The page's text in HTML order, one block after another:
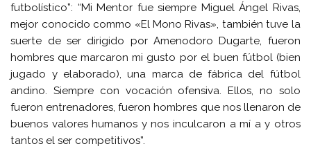
futbolístico”: “Mi Mentor fue siempre Miguel Ángel Rivas,
mejor conocido commo «El Mono Rivas», también tuve la
suerte de ser dirigido por Amenodoro Dugarte, fueron
hombres que marcaron mi gusto por el buen fútbol (bien
jugado y elaborado), una marca de fábrica del fútbol
andino. Siempre con vocación ofensiva. Ellos, no solo
fueron entrenadores, fueron hombres que nos llenaron de
buenos valores humanos y nos inculcaron a mí a y otros
tantos el ser competitivos”.